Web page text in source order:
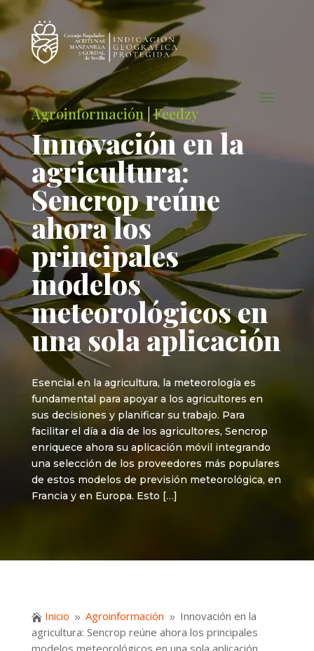
Agroinformación |Feedzy
Innovación en la
agricultura:
Sencrop reúne
ahora los
principales
modelos
meteorológicos en
una sola aplicación
Esencial en la agricultura, la meteorología es
fundamental para apoyar a los agricultores en
sus decisiones y planificar su trabajo. Para
facilitar el día a día de los agricultores, Sencrop
enriquece ahora su aplicación móvil integrando
una selección de los proveedores más populares
de estos modelos de previsión meteorológica, en
Francia y en Europa. Esto […]
 Inicio 9 Agroinformación 9 Innovación en la
agricultura: Sencrop reúne ahora los principales